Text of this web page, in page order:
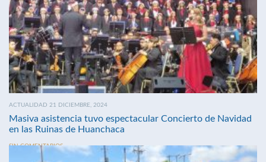
ACTUALIDAD 21 DICIEMBRE, 2024
Masiva asistencia tuvo espectacular Concierto de Navidad
en las Ruinas de Huanchaca
SIN COMENTARIOS